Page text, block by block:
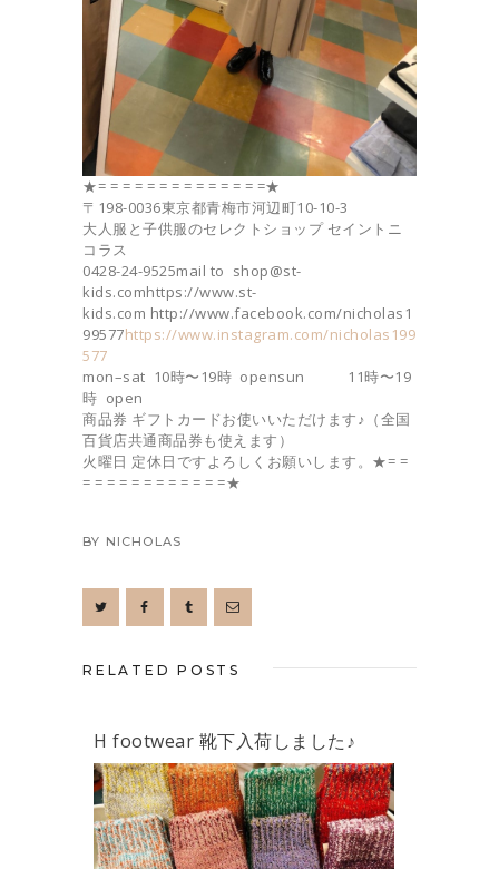
★= = = = = = = = = = = = = =★
〒198-0036東京都青梅市河辺町10-10-3
大人服と子供服のセレクトショップ セイントニ
コラス
0428-24-9525mail to shop@st-
kids.comhttps://www.st-
kids.com http://www.facebook.com/nicholas1
99577https://www.instagram.com/nicholas199
577
mon–sat 10時〜19時 opensun 11時〜19
時 open
商品券 ギフトカードお使いいただけます♪（全国
百貨店共通商品券も使えます）
火曜日 定休日ですよろしくお願いします。★= =
= = = = = = = = = = = =★
BY NICHOLAS
RELATED POSTS
H footwear 靴下入荷しました♪